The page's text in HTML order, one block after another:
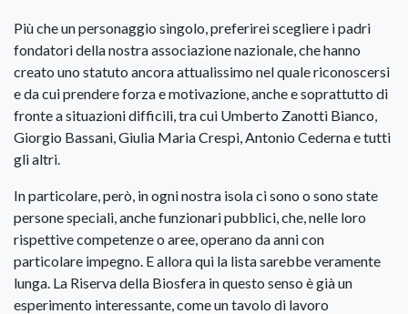
Più che un personaggio singolo, preferirei scegliere i padri
fondatori della nostra associazione nazionale, che hanno
creato uno statuto ancora attualissimo nel quale riconoscersi
e da cui prendere forza e motivazione, anche e soprattutto di
fronte a situazioni difficili, tra cui Umberto Zanotti Bianco,
Giorgio Bassani, Giulia Maria Crespi, Antonio Cederna e tutti
gli altri.
In particolare, però, in ogni nostra isola ci sono o sono state
persone speciali, anche funzionari pubblici, che, nelle loro
rispettive competenze o aree, operano da anni con
particolare impegno. E allora qui la lista sarebbe veramente
lunga. La Riserva della Biosfera in questo senso è già un
esperimento interessante, come un tavolo di lavoro